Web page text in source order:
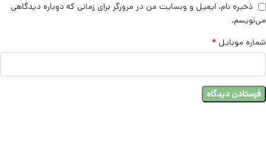
ذخیره نام، ایمیل و وبسایت من در مرورگر برای زمانی که دوباره دیدگاهی
می‌نویسم.
شماره موبایل *